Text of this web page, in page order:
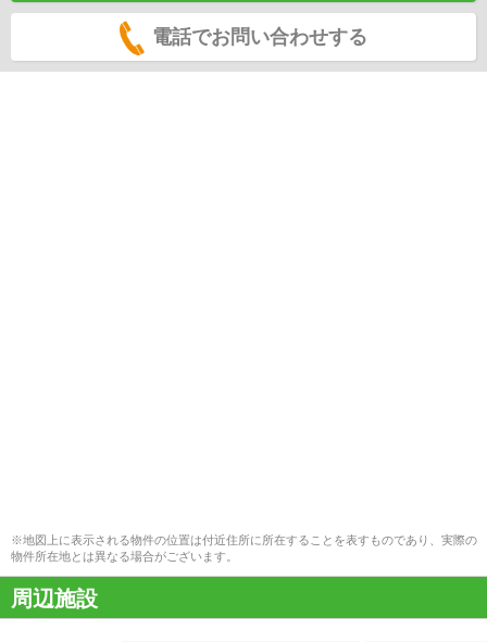
電話でお問い合わせする
※地図上に表示される物件の位置は付近住所に所在することを表すものであり、実際の
物件所在地とは異なる場合がございます。
周辺施設